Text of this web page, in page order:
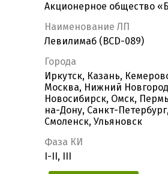
Акционерное общество
Наименование ЛП
Левилимаб (BCD-089)
Города
Иркутск, Казань,
Москва, Нижний
Новосибирск, Омск,
на-Дону, Санкт-
Смоленск, Ульяновск
Фаза КИ
I-II, III